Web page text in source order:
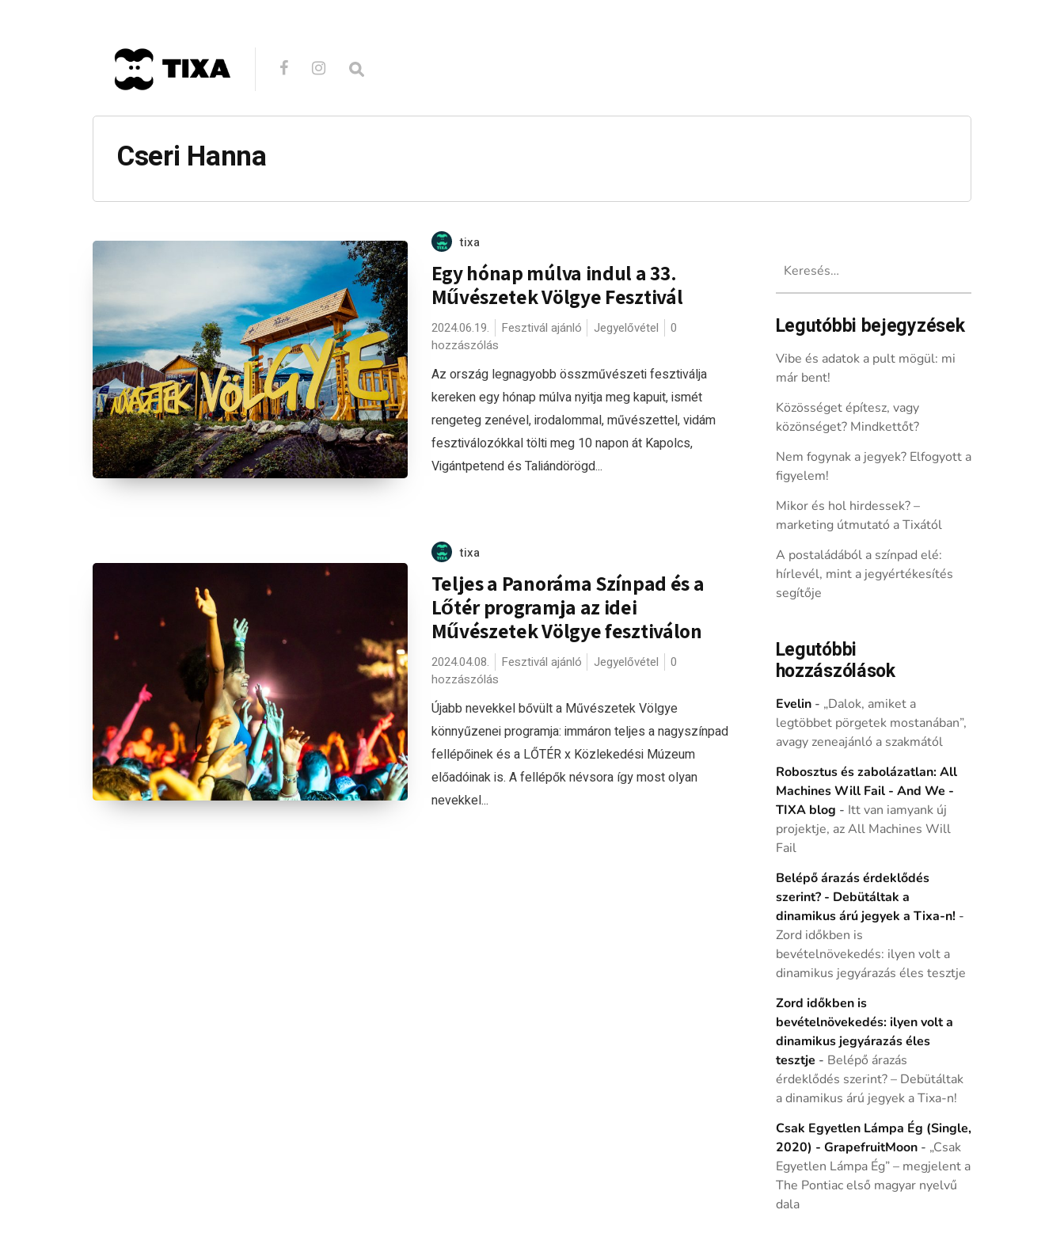
Cseri Hanna
tixa
Egy hónap múlva indul a 33.
Művészetek Völgye Fesztivál
2024.06.19. Fesztivál ajánló Jegyelővétel
0
hozzászólás
Az ország legnagyobb összművészeti fesztiválja
kereken egy hónap múlva nyitja meg kapuit, ismét
rengeteg zenével, irodalommal, művészettel, vidám
fesztiválozókkal tölti meg 10 napon át Kapolcs,
Vigántpetend és Taliándörögd...
tixa
Teljes a Panoráma Színpad és a
Lőtér programja az idei
Művészetek Völgye fesztiválon
2024.04.08. Fesztivál ajánló Jegyelővétel
0
hozzászólás
Újabb nevekkel bővült a Művészetek Völgye
könnyűzenei programja: immáron teljes a nagyszínpad
fellépőinek és a LŐTÉR x Közlekedési Múzeum
előadóinak is. A fellépők névsora így most olyan
nevekkel...
Legutóbbi bejegyzések
Vibe és adatok a pult mögül: mi
már bent!
Közösséget építesz, vagy
közönséget? Mindkettőt?
Nem fogynak a jegyek? Elfogyott a
figyelem!
Mikor és hol hirdessek? –
marketing útmutató a Tixától
A postaládából a színpad elé:
hírlevél, mint a jegyértékesítés
segítője
Legutóbbi
hozzászólások
Evelin- „Dalok, amiket a
legtöbbet pörgetek mostanában”,
avagy zeneajánló a szakmától
Robosztus és zabolázatlan: All
Machines Will Fail - And We -
TIXA blog - Itt van iamyank új
projektje, az All Machines Will
Fail
Belépő árazás érdeklődés
szerint? - Debütáltak a
dinamikus árú jegyek a Tixa-n! -
Zord időkben is
bevételnövekedés: ilyen volt a
dinamikus jegyárazás éles tesztje
Zord időkben is
bevételnövekedés: ilyen volt a
dinamikus jegyárazás éles
tesztje - Belépő árazás
érdeklődés szerint? – Debütáltak
a dinamikus árú jegyek a Tixa-n!
Csak Egyetlen Lámpa Ég (Single,
2020) - GrapefruitMoon- „Csak
Egyetlen Lámpa Ég” – megjelent a
The Pontiac első magyar nyelvű
dala